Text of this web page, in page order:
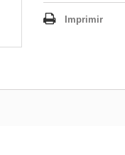
Imprimir